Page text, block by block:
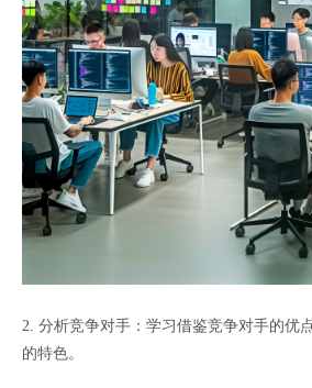
2. 分析竞争对手：学习借鉴竞争对手的优
的特色。